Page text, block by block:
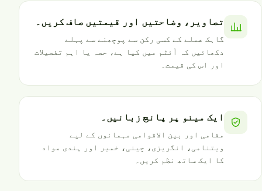
تصاویر، وضاحتیں اور قیمتیں صاف کریں۔
گاہک عملے کے کسی رکن سے پوچھنے سے پہلے
دکھائیں کہ آئٹم میں کیا ہے، حصہ یا اہم تفصیلات
اور اس کی قیمت۔
ایک مینو پر پانچ زبانیں۔
مقامی اور بین الاقوامی مہمانوں کے لیے
ویتنامی، انگریزی، چینی، خمیر اور ہندی مواد
کا ایک ساتھ نظم کریں۔